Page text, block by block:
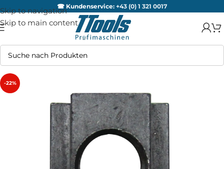
Skip to navigation
Skip to main content
☎ Kundenservice: +43 (0) 1 321 0017
-22%